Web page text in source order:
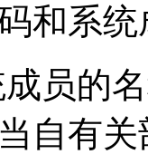
和系
员的
自有